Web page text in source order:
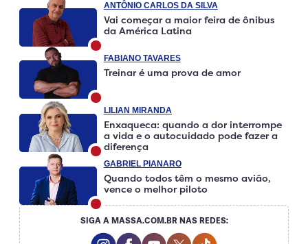
ANTÔNIO CARLOS DA SILVA
Vai começar a maior feira de ônibus
da América Latina
FABIANO TAVARES
Treinar é uma prova de amor
LILIAN MIRANDA
Enxaqueca: quando a dor interrompe
a vida e o autocuidado pode fazer a
diferença
GABRIEL PIANARO
Quando todos têm o mesmo avião,
vence o melhor piloto
SIGA A MASSA.COM.BR NAS REDES:
Instagram Social Media
Facebook Social Media
Youtube Social Media
Twitter Social Media
Tiktok Social